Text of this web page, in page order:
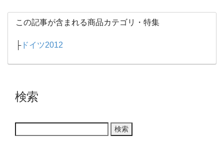
この記事が含まれる商品カテゴリ・特集
├ドイツ2012
検索